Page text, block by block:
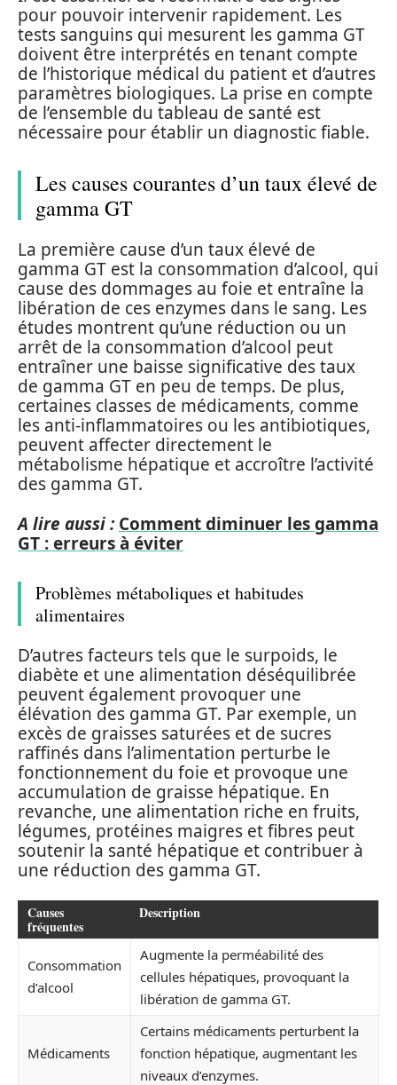
pour pouvoir intervenir rapidement. Les
tests sanguins qui mesurent les gamma GT
doivent être interprétés en tenant compte
de l’historique médical du patient et d’autres
paramètres biologiques. La prise en compte
de l’ensemble du tableau de santé est
nécessaire pour établir un diagnostic fiable.
Les causes courantes d’un taux élevé de
gamma GT
La première cause d’un taux élevé de
gamma GT est la consommation d’alcool, qui
cause des dommages au foie et entraîne la
libération de ces enzymes dans le sang. Les
études montrent qu’une réduction ou un
arrêt de la consommation d’alcool peut
entraîner une baisse significative des taux
de gamma GT en peu de temps. De plus,
certaines classes de médicaments, comme
les anti-inflammatoires ou les antibiotiques,
peuvent affecter directement le
métabolisme hépatique et accroître l’activité
des gamma GT.
A lire aussi : Comment diminuer les gamma
GT : erreurs à éviter
Problèmes métaboliques et habitudes
alimentaires
D’autres facteurs tels que le surpoids, le
diabète et une alimentation déséquilibrée
peuvent également provoquer une
élévation des gamma GT. Par exemple, un
excès de graisses saturées et de sucres
raffinés dans l’alimentation perturbe le
fonctionnement du foie et provoque une
accumulation de graisse hépatique. En
revanche, une alimentation riche en fruits,
légumes, protéines maigres et fibres peut
soutenir la santé hépatique et contribuer à
une réduction des gamma GT.
Causes
fréquentes
Description
Consommation
d’alcool
Augmente la perméabilité des
cellules hépatiques, provoquant la
libération de gamma GT.
Médicaments
Certains médicaments perturbent la
fonction hépatique, augmentant les
niveaux d’enzymes.